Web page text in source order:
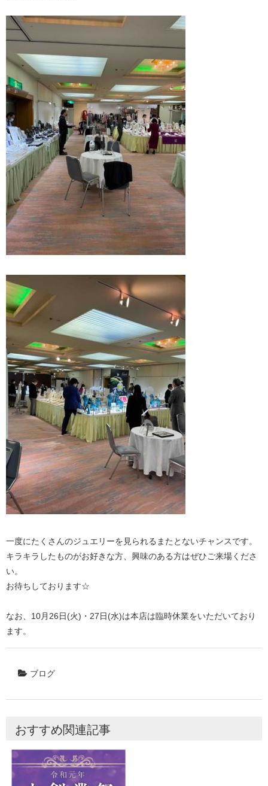
一度にたくさんのジュエリーを見られるまたとないチャンスです。
キラキラしたものがお好きな方、興味のある方はぜひご来場くださ
い。
お待ちしております☆
なお、10月26日(火)・27日(水)は本店は臨時休業をいただいており
ます。
ブログ
おすすめ関連記事